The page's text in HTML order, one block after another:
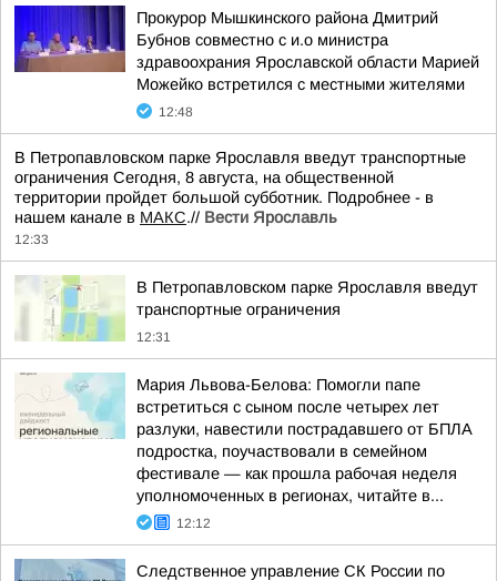
Прокурор Мышкинского района Дмитрий
Бубнов совместно с и.о министра
здравоохрания Ярославской области Марией
Можейко встретился с местными жителями
12:48
В Петропавловском парке Ярославля введут транспортные
ограничения Сегодня, 8 августа, на общественной
территории пройдет большой субботник. Подробнее - в
нашем канале в МАКС.// Вести Ярославль
12:33
В Петропавловском парке Ярославля введут
транспортные ограничения
12:31
Мария Львова-Белова: Помогли папе
встретиться с сыном после четырех лет
разлуки, навестили пострадавшего от БПЛА
подростка, поучаствовали в семейном
фестивале — как прошла рабочая неделя
уполномоченных в регионах, читайте в...
12:12
Следственное управление СК России по